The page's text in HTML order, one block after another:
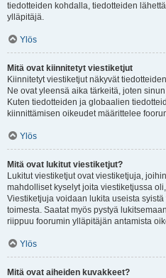
tiedotteiden kohdalla, tiedotteiden
ylläpitäjä.
Ylös
Mitä ovat kiinnitetyt viestiketjut
Kiinnitetyt viestiketjut näkyvät
Ne ovat yleensä aika tärkeitä, joten
Kuten tiedotteiden ja globaalien
kiinnittämisen oikeudet määrittelee
Ylös
Mitä ovat lukitut viestiketjut?
Lukitut viestiketjut ovat viestiketjuja,
mahdolliset kyselyt joita viestiketjussa
Viestiketjuja voidaan lukita useista
toimesta. Saatat myös pystyä
riippuu foorumin ylläpitäjän antamista
Ylös
Mitä ovat aiheiden kuvakkeet?